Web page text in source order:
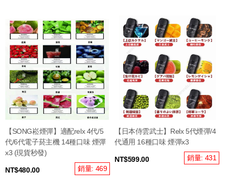
【SONG崧煙彈】適配relx 4代/5
代/6代電子菸主機 14種口味 煙彈
x3 (現貨秒發)
NT$480.00 銷量: 469
【日本侍雲武士】Relx 5代煙彈/4
代通用 16種口味 煙彈x3
NT$599.00 銷量: 431